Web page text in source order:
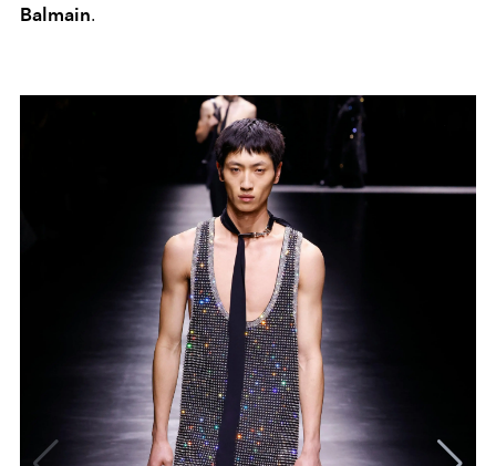
Balmain.